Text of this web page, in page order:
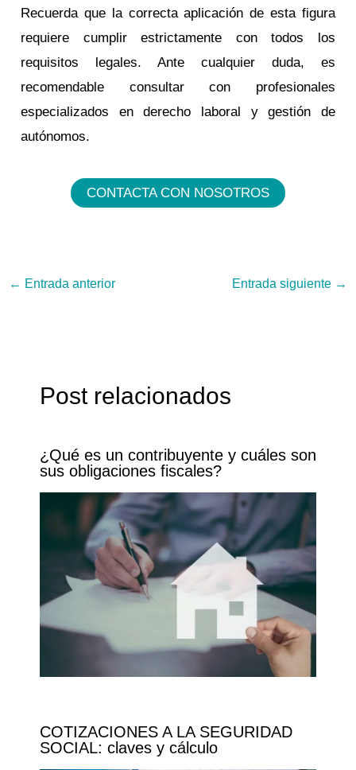
Recuerda que la correcta aplicación de esta figura
requiere cumplir estrictamente con todos los
requisitos legales. Ante cualquier duda, es
recomendable consultar con profesionales
especializados en derecho laboral y gestión de
autónomos.
CONTACTA CON NOSOTROS
← Entrada anterior Entrada siguiente →
Post relacionados
¿Qué es un contribuyente y cuáles son
sus obligaciones fiscales?
COTIZACIONES A LA SEGURIDAD
SOCIAL: claves y cálculo